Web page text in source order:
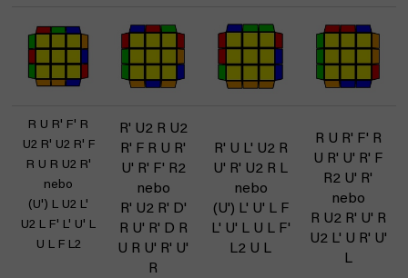
R U R' F' R
U2 R' U2 R' F
R U R U2 R'
nebo
(U') L U2 L'
U2 L F' L' U' L
U L F L2
R' U2 R U2
R' F R U R'
U' R' F' R2
nebo
R' U2 R' D'
R U' R' D R
U R U' R' U'
R
R' U L' U2 R
U' R' U2 R L
nebo
(U') L' U' L F
L' U' L U L F'
L2 U L
R U R' F' R
U R' U' R' F
R2 U' R'
nebo
R U2 R' U' R
U2 L' U R' U'
L